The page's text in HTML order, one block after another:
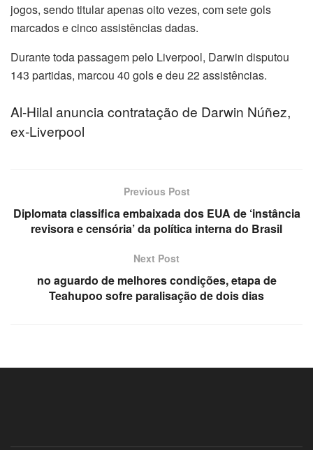
jogos, sendo titular apenas oito vezes, com sete gols
marcados e cinco assistências dadas.
Durante toda passagem pelo Liverpool, Darwin disputou
143 partidas, marcou 40 gols e deu 22 assistências.
Al-Hilal anuncia contratação de Darwin Núñez,
ex-Liverpool
Previous Post
Diplomata classifica embaixada dos EUA de ‘instância
revisora e censória’ da política interna do Brasil
Next Post
no aguardo de melhores condições, etapa de
Teahupoo sofre paralisação de dois dias